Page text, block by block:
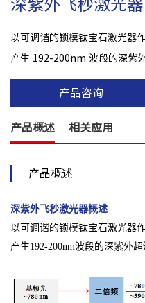
深紫外飞秒激光器
以可调谐的锁模钛宝石激光器
产生 192-200nm 波段的深紫
产品咨询
产品概述 相关应用
产品概述
深紫外飞秒激光器概述
以可调谐的锁模钛宝石激光器
产生192-200nm波段的深紫外